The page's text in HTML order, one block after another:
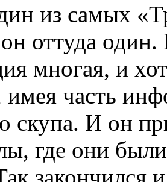
из самых
оттуда
многая, и
часть
скупа. И он
где они
закончился